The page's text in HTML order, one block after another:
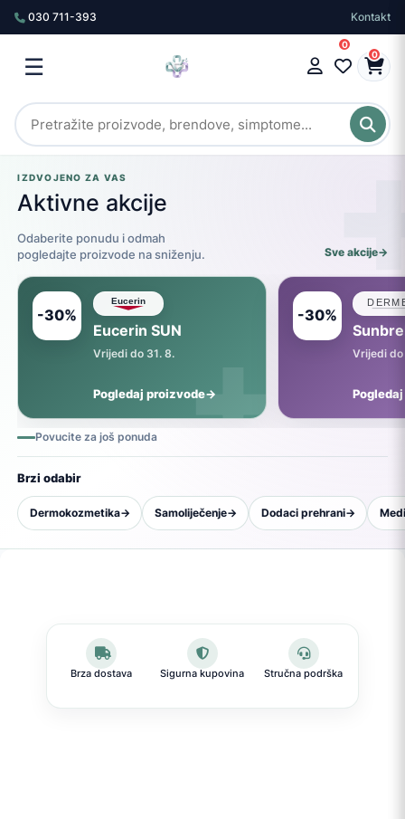
030 711-393 Kontakt
☰
0
0
IZDVOJENO ZA VAS
Aktivne akcije
Odaberite ponudu i odmah
pogledajte proizvode na sniženju.
Sve akcije→
-30%
Eucerin SUN
Vrijedi do 31. 8.
Pogledaj proizvode→
+
-30%
Vrijedi do
Povucite za još ponuda
Brzi odabir
Dermokozmetika→ Samoliječenje→ Dodaci prehrani→
Brza dostava Sigurna kupovina Stručna podrška